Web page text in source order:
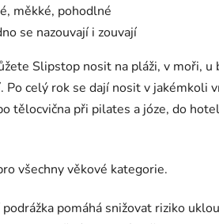
měkké, pohodlné
se nazouvají i zouvají
Slipstop nosit na pláži, v moři, u
Po celý rok se dají nosit v jakémkoli
tělocvična při pilates a józe, do
všechny věkové kategorie.
pomáhá snižovat riziko